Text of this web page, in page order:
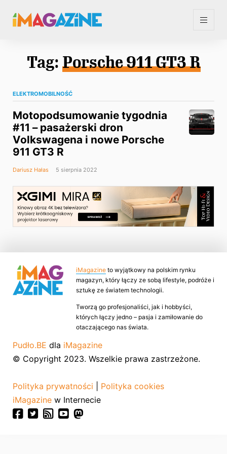
Tag: Porsche 911 GT3 R
ELEKTROMOBILNOŚĆ
Motopodsumowanie tygodnia
#11 – pasażerski dron
Volkswagena i nowe Porsche
911 GT3 R
Dariusz Hałas 5 sierpnia 2022
iMagazine to wyjątkowy na polskim rynku
magazyn, który łączy ze sobą lifestyle, podróże i
sztukę ze światem technologii.
Tworzą go profesjonaliści, jak i hobbyści,
których łączy jedno – pasja i zamiłowanie do
otaczającego nas świata.
Pudło.BE dla iMagazine
© Copyright 2023. Wszelkie prawa zastrzeżone.
Polityka prywatności
Polityka cookies
iMagazine w Internecie